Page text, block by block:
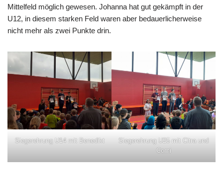
Mittelfeld möglich gewesen. Johanna hat gut gekämpft in der
U12, in diesem starken Feld waren aber bedauerlicherweise
nicht mehr als zwei Punkte drin.
Siegerehrung U14 mit Benedikt
Siegerehrung U25 mit Citra und
Corni